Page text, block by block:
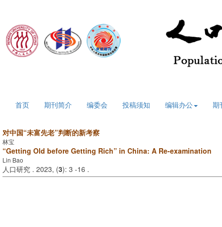
首页 期刊简介 编委会 投稿须知 编辑办公 期
对中国“未富先老”判断的新考察
林宝
“Getting Old before Getting Rich” in China: A Re-examination
Lin Bao
人口研究 . 2023, (3): 3 -16 .